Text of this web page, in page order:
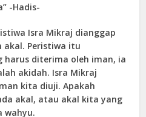
-Hadis-
Isra Mikraj dianggap
Peristiwa itu
harus diterima oleh iman, ia
akidah. Isra Mikraj
kita diuji. Apakah
akal, atau akal kita yang
wahyu.